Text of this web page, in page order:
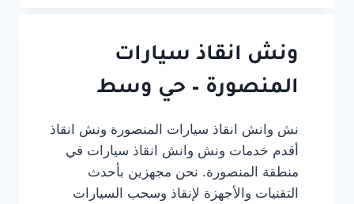
طريق
دمياط
ونش انقاذ سيارات
المنصورة – حي وسط
نش وانش انقاذ سيارات المنصورة ونش انقاذ
أقدم خدمات ونش وانش انقاذ سيارات في
منطقة المنصورة. نحن مجهزين بأحدث
التقنيات والأجهزة لإنقاذ وسحب السيارات